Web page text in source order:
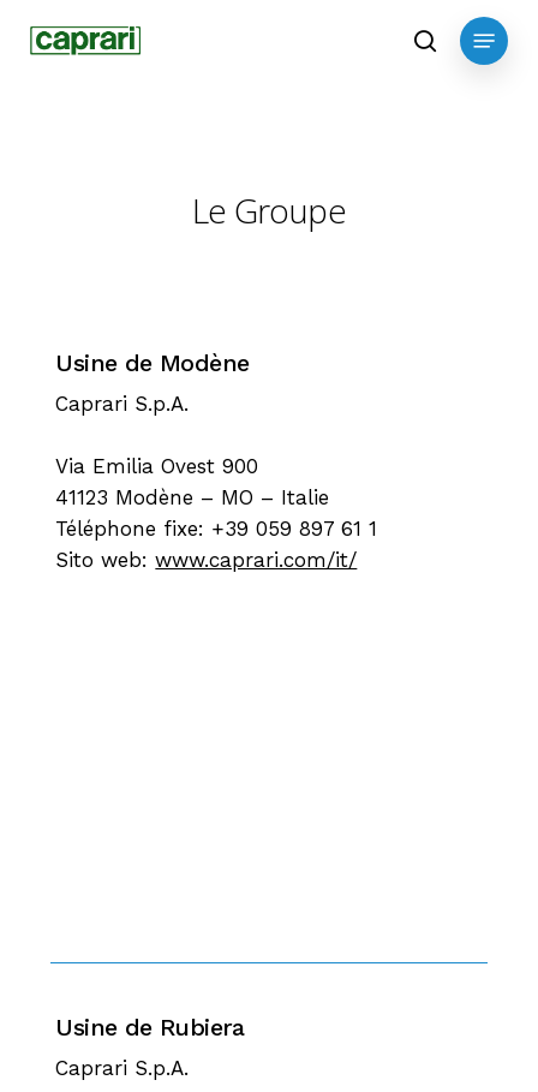
search
Menu
Le Groupe
Usine de Modène
Caprari S.p.A.
Via Emilia Ovest 900
41123 Modène – MO – Italie
Téléphone fixe: +39 059 897 61 1
Sito web:www.caprari.com/it/
Usine de Rubiera
Caprari S.p.A.